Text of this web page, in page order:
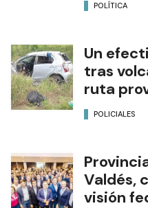
POLÍTICA
Un
tras
ruta
POLICIALES
Valdés,
visión